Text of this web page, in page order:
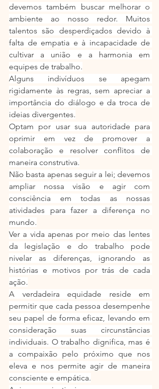
devemos também buscar melhorar o
ambiente ao nosso redor. Muitos
talentos são desperdiçados devido à
falta de empatia e à incapacidade de
cultivar a união e a harmonia em
equipes de trabalho.
Alguns indivíduos se apegam
rigidamente às regras, sem apreciar a
importância do diálogo e da troca de
ideias divergentes.
Optam por usar sua autoridade para
oprimir em vez de promover a
colaboração e resolver conflitos de
maneira construtiva.
Não basta apenas seguir a lei; devemos
ampliar nossa visão e agir com
consciência em todas as nossas
atividades para fazer a diferença no
mundo.
Ver a vida apenas por meio das lentes
da legislação e do trabalho pode
nivelar as diferenças, ignorando as
histórias e motivos por trás de cada
ação.
A verdadeira equidade reside em
permitir que cada pessoa desempenhe
seu papel de forma eficaz, levando em
consideração suas circunstâncias
individuais. O trabalho dignifica, mas é
a compaixão pelo próximo que nos
eleva e nos permite agir de maneira
consciente e empática.